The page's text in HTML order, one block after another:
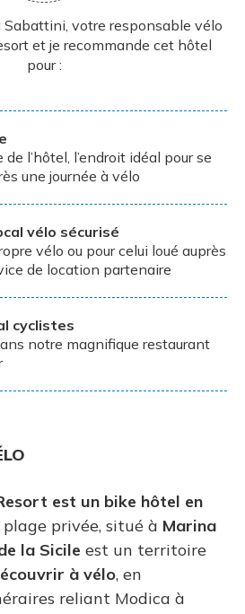
Sabattini, votre responsable vélo
et je recommande cet hôtel
pour :
de l’hôtel, l’endroit idéal pour se
une journée à vélo
vélo sécurisé
vélo ou pour celui loué auprès
de location partenaire
cyclistes
notre magnifique restaurant
est un bike hôtel en
plage privée, situé à Marina
la Sicile est un territoire
à vélo, en
reliant Modica à